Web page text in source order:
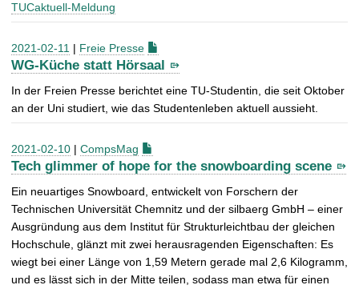
TUCaktuell-Meldung
2021-02-11 | Freie Presse
WG-Küche statt Hörsaal
In der Freien Presse berichtet eine TU-Studentin, die seit Oktober
an der Uni studiert, wie das Studentenleben aktuell aussieht.
2021-02-10 | CompsMag
Tech glimmer of hope for the snowboarding scene
Ein neuartiges Snowboard, entwickelt von Forschern der
Technischen Universität Chemnitz und der silbaerg GmbH – einer
Ausgründung aus dem Institut für Strukturleichtbau der gleichen
Hochschule, glänzt mit zwei herausragenden Eigenschaften: Es
wiegt bei einer Länge von 1,59 Metern gerade mal 2,6 Kilogramm,
und es lässt sich in der Mitte teilen, sodass man etwa für einen